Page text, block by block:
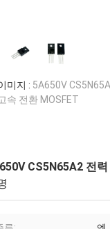
미지 : 5A650V
속 전환 MOSFET
CS5N65A2 전